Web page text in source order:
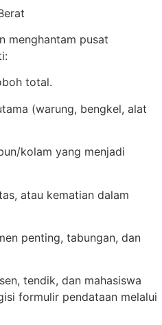
menghantam pusat
total.
(warung, bengkel, alat
kolam yang menjadi
atau kematian dalam
penting, tabungan, dan
tendik, dan mahasiswa
formulir pendataan melalui